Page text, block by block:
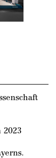
2023